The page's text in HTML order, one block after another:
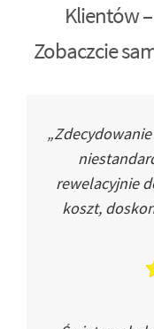
Klientów
Zobaczcie
rewelacyjnie
koszt,